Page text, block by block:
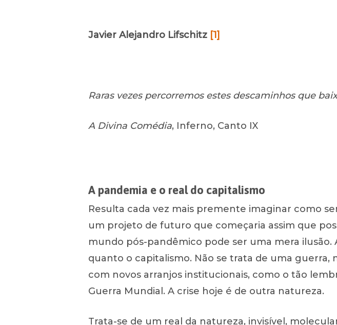
Javier Alejandro Lifschitz [1]
Raras vezes percorremos estes descaminhos que
A Divina Comédia, Inferno, Canto IX
A pandemia e o real do capitalismo
Resulta cada vez mais premente imaginar como
um projeto de futuro que começaria assim que
mundo pós-pandêmico pode ser uma mera
quanto o capitalismo. Não se trata de uma guerra,
com novos arranjos institucionais, como o tão
Guerra Mundial. A crise hoje é de outra natureza.
Trata-se de um real da natureza, invisível,